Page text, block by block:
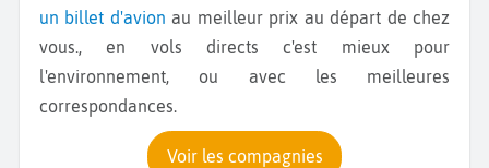
un billet d'avion au meilleur prix au départ de chez
vous., en vols directs c'est mieux pour
l'environnement, ou avec les meilleures
correspondances.
Voir les compagnies